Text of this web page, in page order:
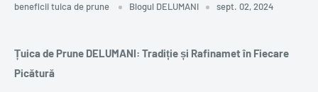
beneficii tuica de prune Blogul DELUMANI sept. 02, 2024
Țuica de Prune DELUMANI: Tradiție și Rafinamet în Fiecare
Picătură